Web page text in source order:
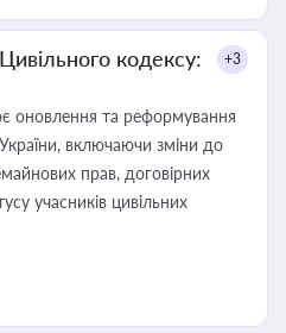
кодексу:
+3
оновлення та реформування
включаючи зміни до
прав, договірних
учасників цивільних